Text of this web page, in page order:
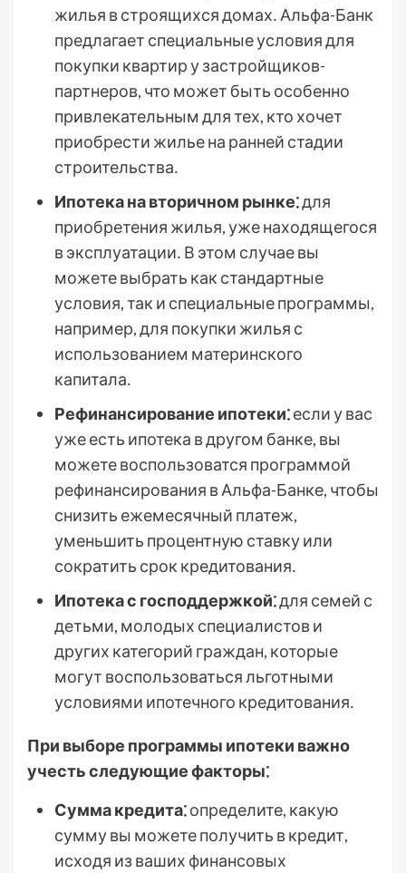
жилья в строящихся домах․ Альфа-Банк
предлагает специальные условия для
покупки квартир у застройщиков-
партнеров, что может быть особенно
привлекательным для тех, кто хочет
приобрести жилье на ранней стадии
строительства․
Ипотека на вторичном рынке⁚для
приобретения жилья, уже находящегося
в эксплуатации․ В этом случае вы
можете выбрать как стандартные
условия, так и специальные программы,
например, для покупки жилья с
использованием материнского
капитала․
Рефинансирование ипотеки⁚если у вас
уже есть ипотека в другом банке, вы
можете воспользоватся программой
рефинансирования в Альфа-Банке, чтобы
снизить ежемесячный платеж,
уменьшить процентную ставку или
сократить срок кредитования․
Ипотека с господдержкой⁚для семей с
детьми, молодых специалистов и
других категорий граждан, которые
могут воспользоваться льготными
условиями ипотечного кредитования․
При выборе программы ипотеки важно
учесть следующие факторы⁚
Сумма кредита⁚определите, какую
сумму вы можете получить в кредит,
исходя из ваших финансовых